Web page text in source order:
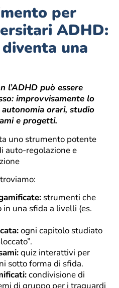
per
ADHD:
una
l’ADHD può essere
improvvisamente lo
orari, studio
e progetti.
uno strumento potente
auto-regolazione e
strumenti che
una sfida a livelli (es.
ogni capitolo studiato
quiz interattivi per
sotto forma di sfida.
condivisione di